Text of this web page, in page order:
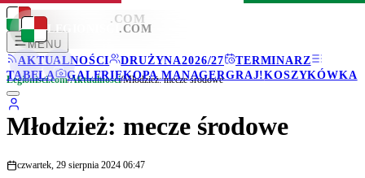
LEGIONISCI .COM
MENU
AKTUALNOŚCI
DRUŻYNA2026/27
TERMINARZ
TABELA
GALERIEKOPA MANAGERGRAJ!KOSZYKÓWKA
LEGIONISCI .COM
Legionisci.com/Aktualności/Młodzież: mecze środowe
Młodzież: mecze środowe
czwartek, 29 sierpnia 2024 06:47